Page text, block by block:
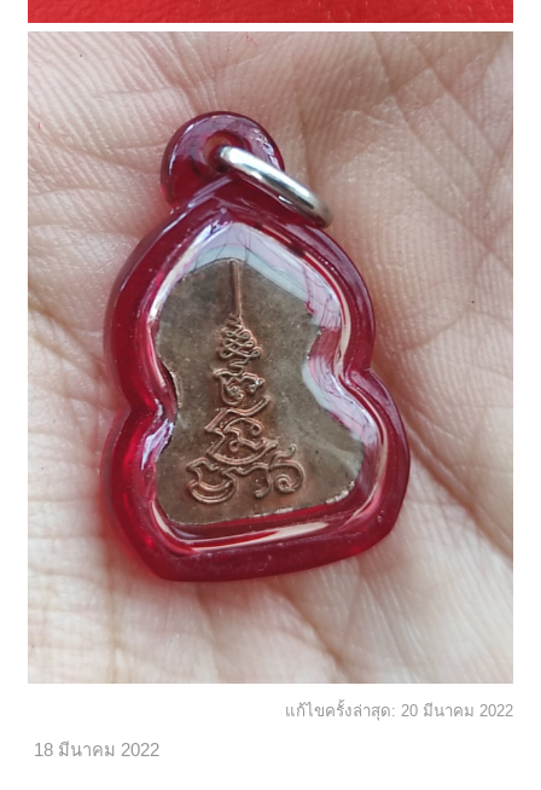
แก้ไขครั้งล่าสุด: 20 มีนาคม 2022
18 มีนาคม 2022